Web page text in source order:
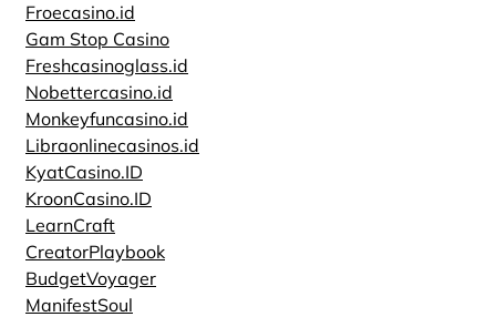
Froecasino.id
Gam Stop Casino
Freshcasinoglass.id
Nobettercasino.id
Monkeyfuncasino.id
Libraonlinecasinos.id
KyatCasino.ID
KroonCasino.ID
LearnCraft
CreatorPlaybook
BudgetVoyager
ManifestSoul